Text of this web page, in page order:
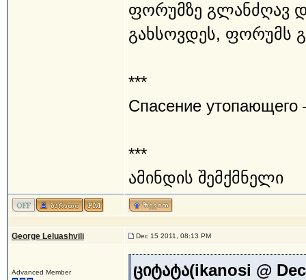
ფორუმზე გლანძღავ
გახსოვდეს, ფორუმს
***
Спасение утопающего
***
ამინდის შემქმნელი
George Leluashvili Dec 15 2011, 08:13 PM
Advanced Member ციტატა(ikanosi @